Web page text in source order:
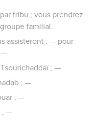
tribu ; vous prendrez
familial.
assisteront : — pour
—
; —
; —
; —
; —